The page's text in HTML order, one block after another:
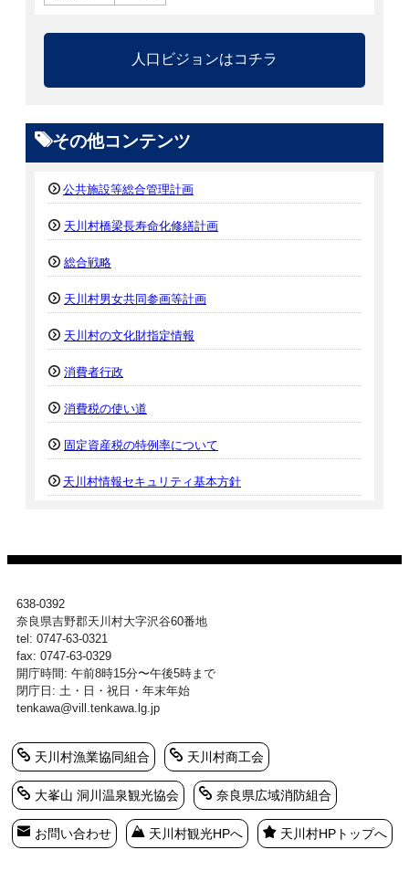
人口ビジョンはコチラ
その他コンテンツ
公共施設等総合管理計画
天川村橋梁長寿命化修繕計画
総合戦略
天川村男女共同参画等計画
天川村の文化財指定情報
消費者行政
消費税の使い道
固定資産税の特例率について
天川村情報セキュリティ基本方針
638-0392
奈良県吉野郡天川村大字沢谷60番地
tel: 0747-63-0321
fax: 0747-63-0329
開庁時間: 午前8時15分〜午後5時まで
閉庁日: 土・日・祝日・年末年始
tenkawa@vill.tenkawa.lg.jp
天川村漁業協同組合 天川村商工会
大峯山 洞川温泉観光協会 奈良県広域消防組合
お問い合わせ 天川村観光HPへ 天川村HPトップへ